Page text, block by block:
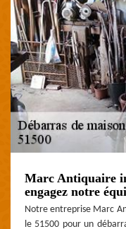
Marc Antiquaire
engagez notre
Notre entreprise Marc
le 51500 pour un